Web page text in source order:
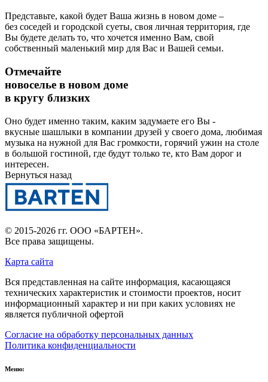
Представьте, какой будет Ваша жизнь в новом доме –
без соседей и городской суеты, своя личная территория, где
Вы будете делать то, что хочется именно Вам, свой
собственный маленький мир для Вас и Вашей семьи.
Отмечайте
новоселье в новом доме
в кругу близких
Оно будет именно таким, каким задумаете его Вы -
вкусные шашлыки в компании друзей у своего дома, любимая
музыка на нужной для Вас громкости, горячий ужин на столе
в большой гостиной, где будут только те, кто Вам дорог и
интересен.
Вернуться назад
© 2015-2026 гг. ООО «БАРТЕН».
Все права защищены.
Карта сайта
Вся представленная на сайте информация, касающаяся
технических характеристик и стоимости проектов, носит
информационный характер и ни при каких условиях не
является публичной офертой
Согласие на обработку персональных данных
Политика конфиденциальности
Меню: